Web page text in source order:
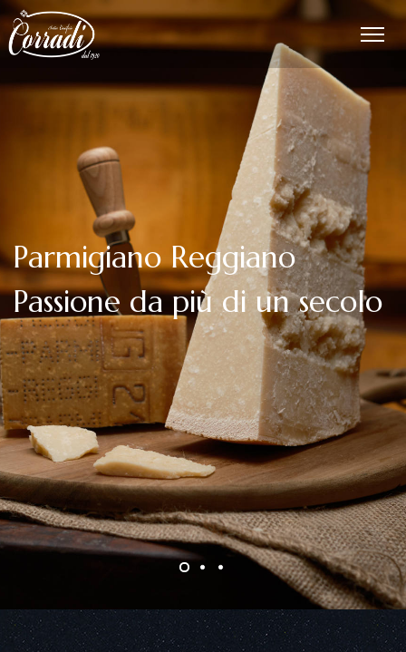
Parmigiano Reggiano
Passione da più di un secolo